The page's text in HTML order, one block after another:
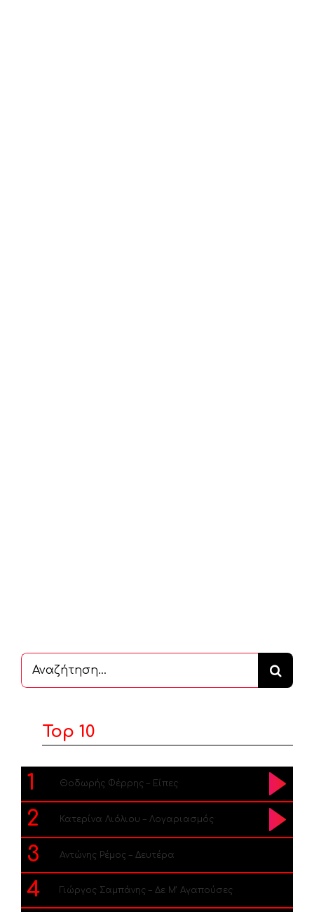
Αναζήτηση
...
Top 10
1 Θοδωρής Φέρρης – Είπες
2 Κατερίνα Λιόλιου – Λογαριασμός
3 Αντώνης Ρέμος – Δευτέρα
4 Γιώργος Σαμπάνης – Δε Μ’ Αγαπούσες